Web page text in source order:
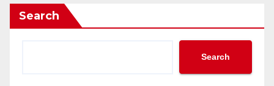
Search
Search